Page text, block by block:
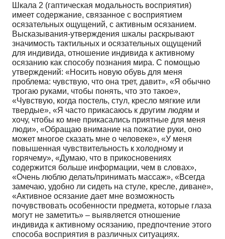
Шкала 2 (гаптическая модальность восприятия)
имеет содержание, связанное с восприятием
осязательных ощущений, с активным осязанием.
Высказывания-утверждения шкалы раскрывают
значимость тактильных и осязательных ощущений
для индивида, отношение индивида к активному
осязанию как способу познания мира. С помощью
утверждений: «Носить новую обувь для меня
проблема: чувствую, что она трет, давит», «Я обычно
трогаю руками, чтобы понять, что это такое»,
«Чувствую, когда постель, стул, кресло мягкие или
твердые», «Я часто прикасаюсь к другим людям и
хочу, чтобы ко мне прикасались приятные для меня
люди», «Обращаю внимание на пожатие руки, оно
может многое сказать мне о человеке», «У меня
повышенная чувствительность к холодному и
горячему», «Думаю, что в прикосновениях
содержится больше информации, чем в словах»,
«Очень люблю делать/принимать массаж», «Всегда
замечаю, удобно ли сидеть на стуле, кресле, диване»,
«Активное осязание дает мне возможность
почувствовать особенности предмета, которые глаза
могут не заметить» – выявляется отношение
индивида к активному осязанию, предпочтение этого
способа восприятия в различных ситуациях.